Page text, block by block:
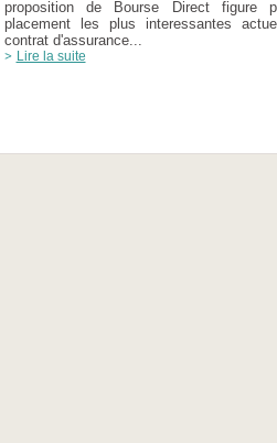
proposition de Bourse Direct figure
placement les plus interessantes
contrat d'assurance...
Lire la suite